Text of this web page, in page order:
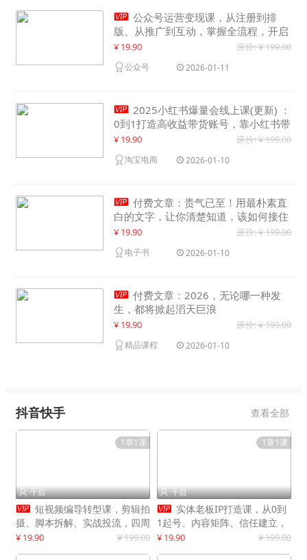
 公众号运营变现课，从注册到排
版、从推广到互动，掌握全流程，开启
个人品牌月入30000+
¥ 19.90 原价: ¥ 199.00
公众号 2026-01-11
 2025小红书爆量会线上课(更新) ：
0到1打造高收益带货账号，靠小红书带
货年入100w？机会来了！
¥ 19.90 原价: ¥ 199.00
淘宝电商 2026-01-10
 付费文章：贵气已至！用最朴素直
白的文字，让你清楚知道，该如何接住
这一次时代的泼天富贵
¥ 19.90 原价: ¥ 199.00
电子书 2026-01-10
 付费文章：2026，无论哪一种发
生，都将掀起滔天巨浪
¥ 19.90 原价: ¥ 199.00
精品课程 2026-01-10
抖音快手 查看全部
1章1课
 千启
 短视频编导转型课，剪辑拍
摄、脚本拆解、实战投流，四周
系统教学，快速入行月入2w+
¥ 19.90 ¥ 199.00
1章1课
 千启
 实体老板IP打造课，从0到
1起号、内容矩阵、信任建立，
打造门店IP，稳定获客增收
¥ 19.90 ¥ 199.00